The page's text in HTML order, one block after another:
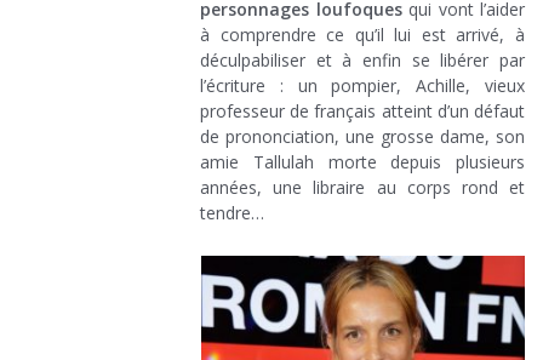
personnages loufoquesqui vont l’aider
à comprendre ce qu’il lui est arrivé, à
déculpabiliser et à enfin se libérer par
l’écriture : un pompier, Achille, vieux
professeur de français atteint d’un défaut
de prononciation, une grosse dame, son
amie Tallulah morte depuis plusieurs
années, une libraire au corps rond et
tendre…